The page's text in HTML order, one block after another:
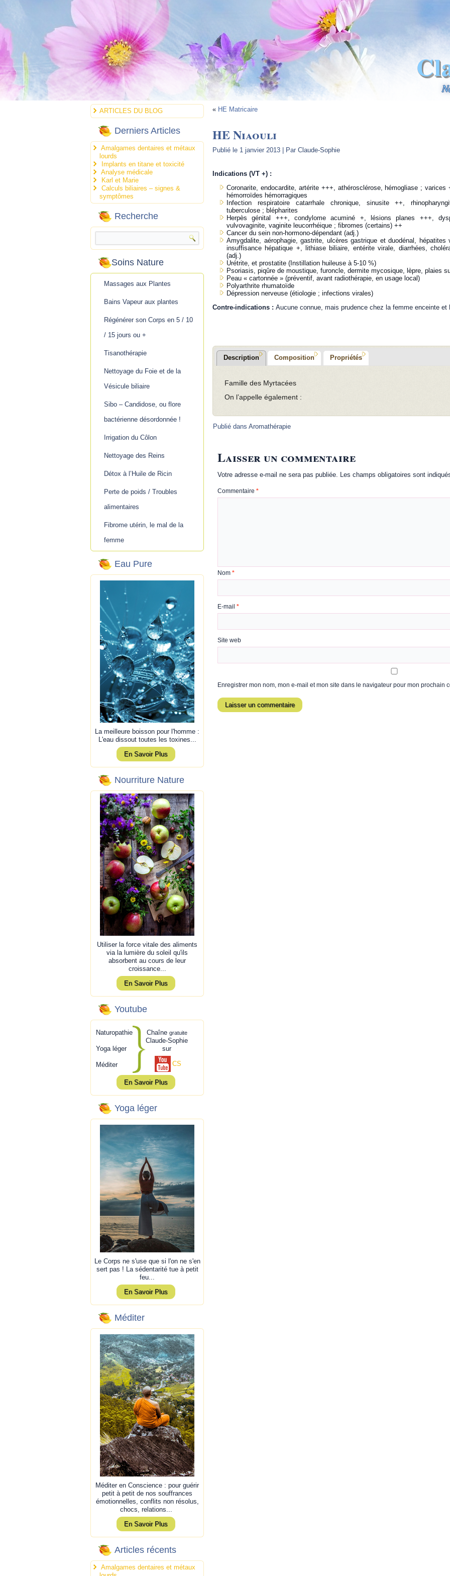
ARTICLES DU BLOG
Derniers Articles
Amalgames dentaires et métaux
lourds
Implants en titane et toxicité
Analyse médicale
Karl et Marie
Calculs biliaires – signes &
symptômes
Recherche
Soins Nature
Massages aux Plantes
Bains Vapeur aux plantes
Régénérer son Corps en 5 / 10
/ 15 jours ou +
Tisanothérapie
Nettoyage du Foie et de la
Vésicule biliaire
Sibo – Candidose, ou flore
bactérienne désordonnée !
Irrigation du Côlon
Nettoyage des Reins
Détox à l’Huile de Ricin
Perte de poids / Troubles
alimentaires
Fibrome utérin, le mal de la
femme
Eau Pure
La meilleure boisson pour l'homme :
L'eau dissout toutes les toxines...
En Savoir Plus
Nourriture Nature
Utiliser la force vitale des aliments
via la lumière du soleil qu'ils
absorbent au cours de leur
croissance...
En Savoir Plus
Youtube
Naturopathie
Yoga léger
Méditer
Chaîne gratuite
Claude-Sophie
sur
CS
En Savoir Plus
Yoga léger
Le Corps ne s'use que si l'on ne s'en
sert pas ! La sédentarité tue à petit
feu...
En Savoir Plus
Méditer
Méditer en Conscience : pour guérir
petit à petit de nos souffrances
émotionnelles, conflits non résolus,
chocs, relations...
En Savoir Plus
Articles récents
Amalgames dentaires et métaux
« HE Matricaire
HE Niaouli
Publié le 1 janvier 2013 Par Claude-Sophie
Indications (VT +) :
Coronarite, endocardite, artérite +++, athérosclérose, hémogliase ; varices
hémorroïdes hémorragiques
Infection respiratoire catarrhale chronique, sinusite ++,
tuberculose ; blépharites
Herpès génital +++, condylome acuminé +, lésions planes +++,
vulvovaginite, vaginite leucorrhéique ; fibromes (certains) ++
Cancer du sein non-hormono-dépendant (adj.)
Amygdalite, aérophagie, gastrite, ulcères gastrique et duodénal,
insuffisance hépatique +, lithiase biliaire, entérite virale, diarrhées,
(adj.)
Urétrite, et prostatite (Instillation huileuse à 5-10 %)
Psoriasis, piqûre de moustique, furoncle, dermite mycosique, lèpre, plaies
Peau « cartonnée » (préventif, avant radiothérapie, en usage local)
Polyarthrite rhumatoïde
Dépression nerveuse (étiologie ; infections virales)
Contre-indications : Aucune connue, mais prudence chez la femme enceinte et
Description Composition Propriétés
Famille des Myrtacées
On l’appelle également :
Publié dans Aromathérapie
Laisser un commentaire
Votre adresse e-mail ne sera pas publiée. Les champs obligatoires sont
Commentaire *
Nom *
E-mail *
Site web
Enregistrer mon nom, mon e-mail et mon site dans le navigateur pour mon prochain